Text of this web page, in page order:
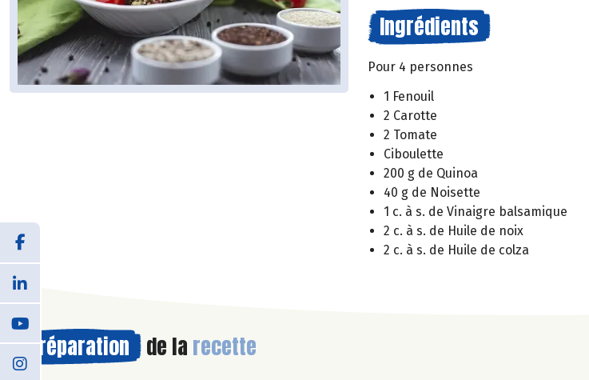
Ingrédients
Pour 4 personnes
1 Fenouil
2 Carotte
2 Tomate
Ciboulette
200 g de Quinoa
40 g de Noisette
1 c. à s. de Vinaigre balsamique
2 c. à s. de Huile de noix
2 c. à s. de Huile de colza
Préparation de la recette